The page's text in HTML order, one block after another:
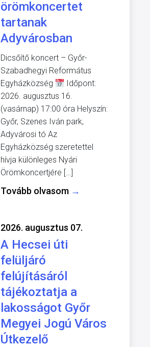
örömkoncertet
tartanak
Adyvárosban
Dicsőítő koncert – Győr-
Szabadhegyi Református
Egyházközség
Időpont:
2026. augusztus 16.
(vasárnap) 17:00 óra Helyszín:
Győr, Szenes Iván park,
Adyvárosi tó Az
Egyházközség szeretettel
hívja különleges Nyári
Örömkoncertjére […]
Tovább olvasom →
2026. augusztus 07.
A Hecsei úti
felüljáró
felújításáról
tájékoztatja a
lakosságot Győr
Megyei Jogú Város
Útkezelő